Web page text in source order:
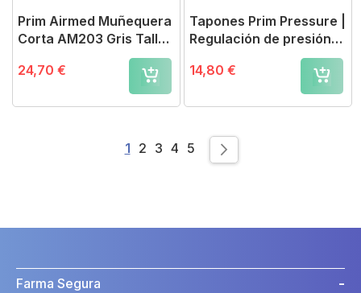
Prim Airmed Muñequera
Corta AM203 Gris Talla
24,70 €
Tapones Prim Pressure |
Regulación de presión
en vuelos y montaña
14,80 €
Page
You're currently reading page
1 Page
2 Page
3 Page
4 Page
5
Farma Segura